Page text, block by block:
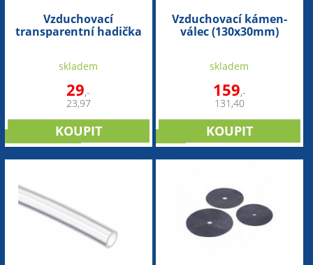
Vzduchovací
transparentní hadička
doporučujeme
skladem
29,-
23,97
Vzduchovací kámen-
válec (130x30mm)
skladem
159,-
131,40